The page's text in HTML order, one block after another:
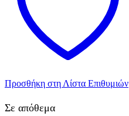
ποσότητα
Προσθήκη στη Λίστα Επιθυμιών
Σε απόθεμα